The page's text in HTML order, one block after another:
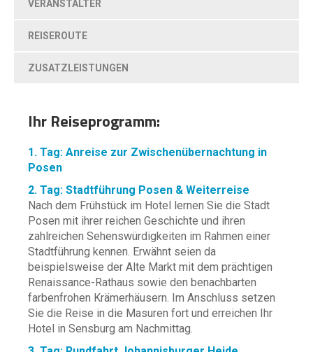
VERANSTALTER
REISEROUTE
ZUSATZLEISTUNGEN
Ihr Reiseprogramm:
1. Tag: Anreise zur Zwischenübernachtung in
Posen
2. Tag: Stadtführung Posen & Weiterreise
Nach dem Frühstück im Hotel lernen Sie die Stadt
Posen mit ihrer reichen Geschichte und ihren
zahlreichen Sehenswürdigkeiten im Rahmen einer
Stadtführung kennen. Erwähnt seien da
beispielsweise der Alte Markt mit dem prächtigen
Renaissance-Rathaus sowie den benachbarten
farbenfrohen Krämerhäusern. Im Anschluss setzen
Sie die Reise in die Masuren fort und erreichen Ihr
Hotel in Sensburg am Nachmittag.